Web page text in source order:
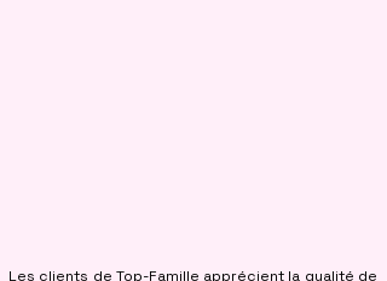
Les clients de Top-Famille apprécient la qualité de